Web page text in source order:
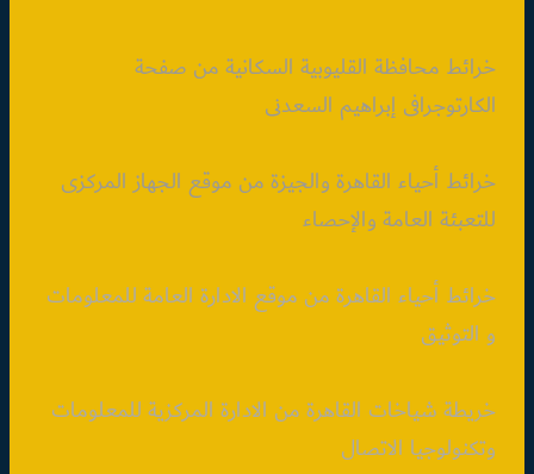
خرائط محافظة القليوبية السكانية من صفحة
الكارتوجرافى إبراهيم السعدنى
خرائط أحياء القاهرة والجيزة من موقع الجهاز المركزى
للتعبئة العامة والإحصاء
خرائط أحياء القاهرة من موقع الادارة العامة للمعلومات
و التوثيق
خريطة شياخات القاهرة من الادارة المركزية للمعلومات
وتكنولوجيا الاتصال